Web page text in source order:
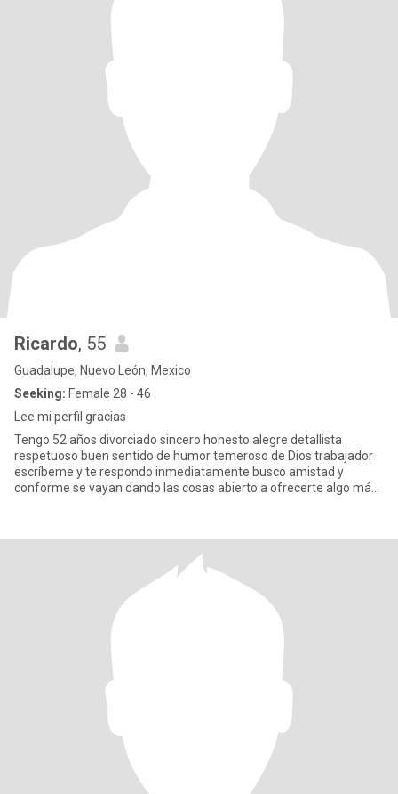
Ricardo, 55
Guadalupe, Nuevo León, Mexico
Seeking: Female 28 - 46
Lee mi perfil gracias
Tengo 52 años divorciado sincero honesto alegre detallista
respetuoso buen sentido de humor temeroso de Dios trabajador
escríbeme y te respondo inmediatamente busco amistad y
conforme se vayan dando las cosas abierto a ofrecerte algo más